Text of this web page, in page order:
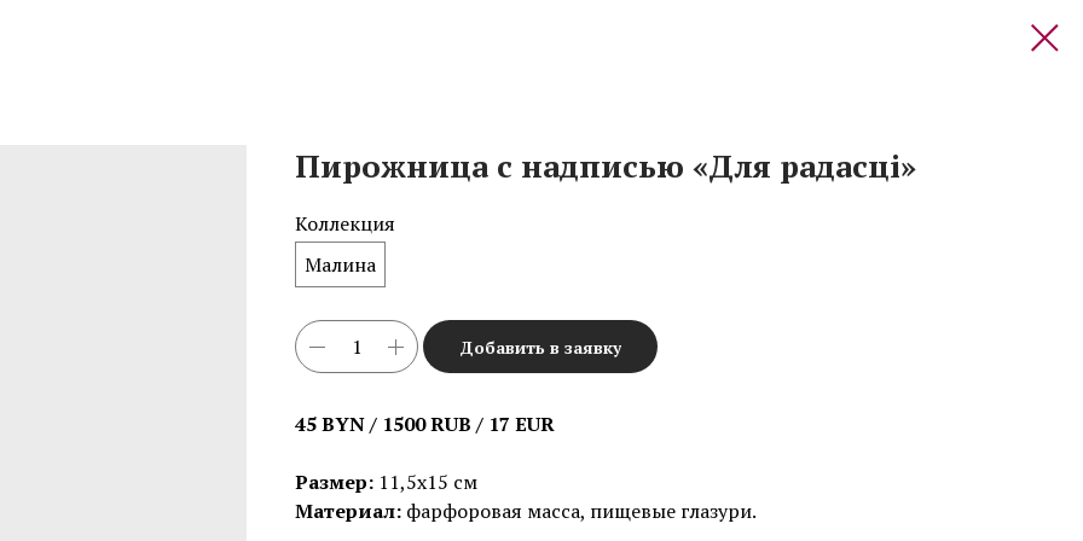
Пирожница с надписью «Для радасці»
Коллекция
Малина
Добавить в заявку
45 BYN / 1500 RUB / 17 EUR
Размер: 11,5х15 см
Материал: фарфоровая масса, пищевые глазури.